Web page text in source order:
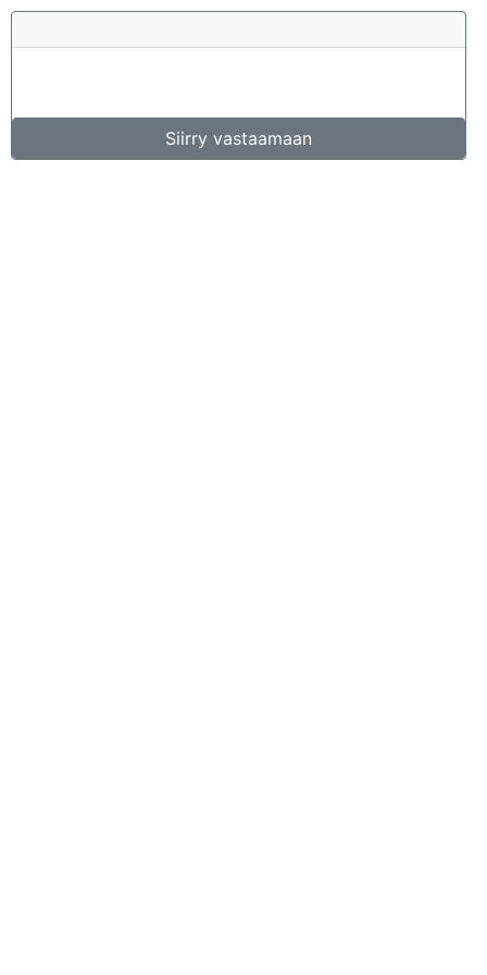
Siirry vastaamaan